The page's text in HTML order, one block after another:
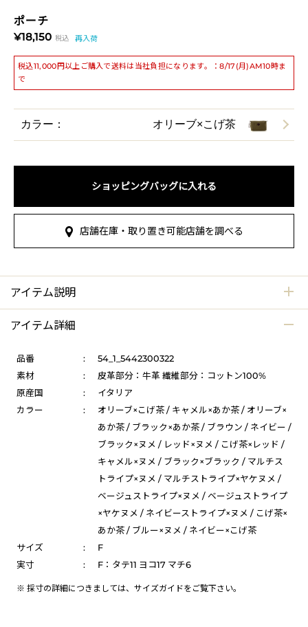
ポーチ
¥18,150 税込 再入荷
税込11,000円以上ご購入で送料は当社負担になります。：8/17(月)AM10時ま
で
カラー： オリーブ×こげ茶
ショッピングバッグに入れる
店舗在庫・取り置き可能店舗を調べる
アイテム説明
アイテム詳細
品番 :
54_1_5442300322
素材
:
皮革部分：牛革 繊維部分：コットン100%
原産国
:
イタリア
カラー
:
オリーブ×こげ茶 / キャメル×あか茶 / オリーブ×
あか茶 / ブラック×あか茶 / ブラウン / ネイビー /
ブラック×ヌメ / レッド×ヌメ / こげ茶×レッド /
キャメル×ヌメ / ブラック×ブラック / マルチス
トライプ×ヌメ / マルチストライプ×ヤケヌメ /
ベージュストライプ×ヌメ / ベージュストライプ
×ヤケヌメ / ネイビーストライプ×ヌメ / こげ茶×
あか茶 / ブルー×ヌメ / ネイビー×こげ茶
サイズ
:
F
実寸
: F：タテ11 ヨコ17 マチ6
※ 採寸の詳細につきましては、 サイズガイドをご覧下さい。